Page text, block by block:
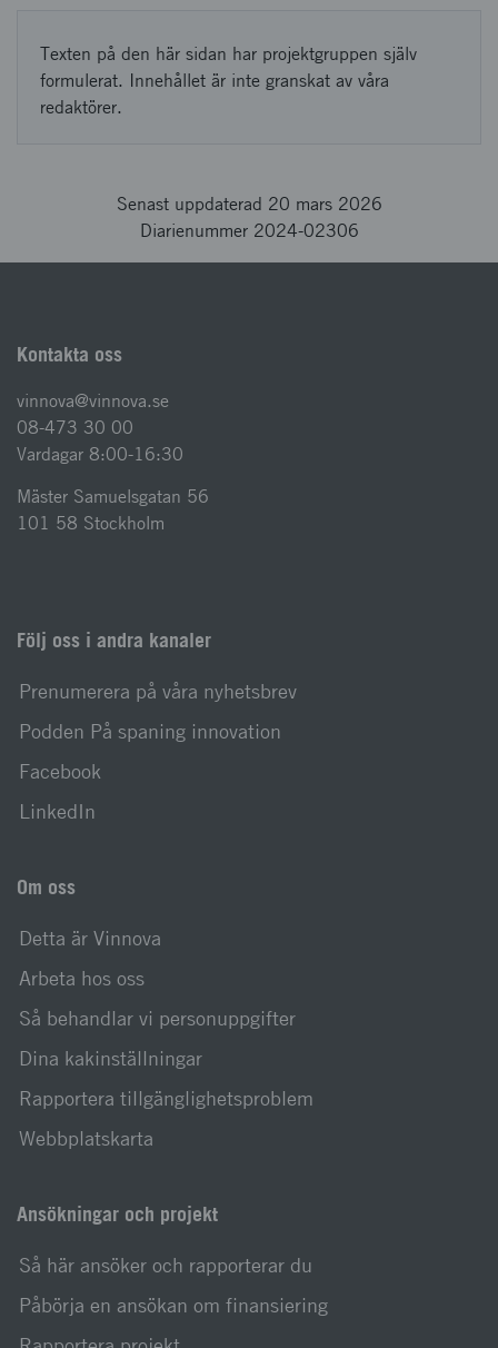
Texten på den här sidan har projektgruppen själv
formulerat. Innehållet är inte granskat av våra
redaktörer.
Senast uppdaterad 20 mars 2026
Diarienummer 2024-02306
Kontakta oss
vinnova@vinnova.se
08-473 30 00
Vardagar 8:00-16:30
Mäster Samuelsgatan 56
101 58 Stockholm
Följ oss i andra kanaler
Prenumerera på våra nyhetsbrev
Podden På spaning innovation
Facebook
LinkedIn
Om oss
Detta är Vinnova
Arbeta hos oss
Så behandlar vi personuppgifter
Dina kakinställningar
Rapportera tillgänglighetsproblem
Webbplatskarta
Ansökningar och projekt
Så här ansöker och rapporterar du
Påbörja en ansökan om finansiering